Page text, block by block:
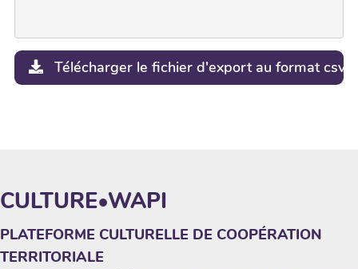
Télécharger le fichier d'export au format csv
CULTURE•WAPI
PLATEFORME CULTURELLE DE COOPÉRATION
TERRITORIALE